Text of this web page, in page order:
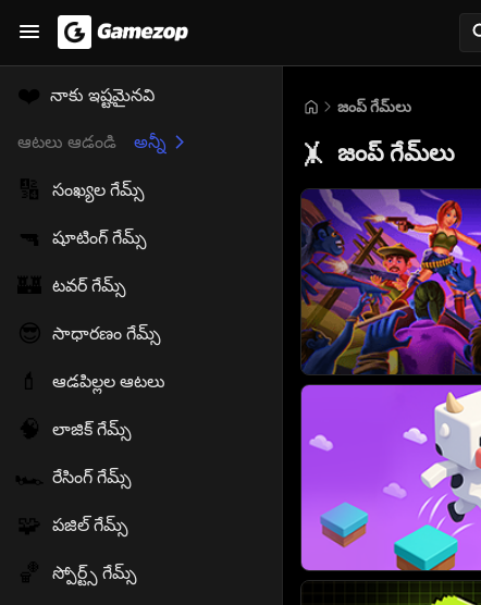
❤️ నాకు ఇష్టమైనవి
ఆటలు ఆడండి అన్నీ
🔢 సంఖ్యల గేమ్స్
🔫 షూటింగ్ గేమ్స్
🏰 టవర్ గేమ్స్
😎 సాధారణం గేమ్స్
💄 ఆడపిల్లల ఆటలు
🧠 లాజిక్ గేమ్స్
🏎️ రేసింగ్ గేమ్స్
🧩 పజిల్ గేమ్స్
🏀 స్పోర్ట్స్ గేమ్స్
జంప్ గేమ్‌లు
🤸 జంప్ గేమ్‌లు